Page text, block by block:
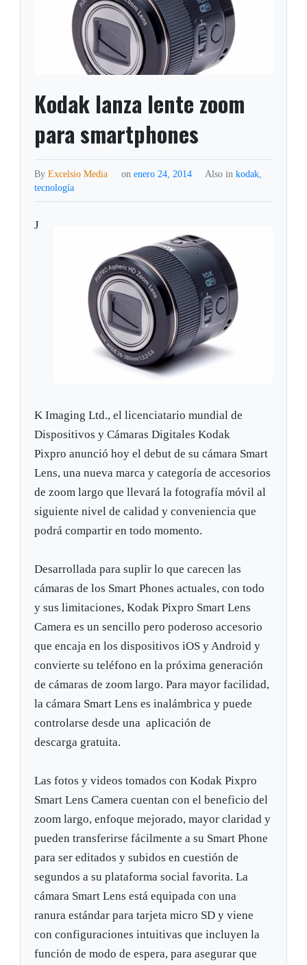
Kodak lanza lente zoom
para smartphones
ByExcelsio Media on enero 24, 2014 Also in kodak,
tecnología
J
K Imaging Ltd., el licenciatario mundial de
Dispositivos y Cámaras Digitales Kodak
Pixpro anunció hoy el debut de su cámara Smart
Lens, una nueva marca y categoría de accesorios
de zoom largo que llevará la fotografía móvil al
siguiente nivel de calidad y conveniencia que
podrá compartir en todo momento.
Desarrollada para suplir lo que carecen las
cámaras de los Smart Phones actuales, con todo
y sus limitaciones, Kodak Pixpro Smart Lens
Camera es un sencillo pero poderoso accesorio
que encaja en los dispositivos iOS y Android y
convierte su teléfono en la próxima generación
de cámaras de zoom largo. Para mayor facilidad,
la cámara Smart Lens es inalámbrica y puede
controlarse desde una aplicación de
descarga gratuita.
Las fotos y videos tomados con Kodak Pixpro
Smart Lens Camera cuentan con el beneficio del
zoom largo, enfoque mejorado, mayor claridad y
pueden transferirse fácilmente a su Smart Phone
para ser editados y subidos en cuestión de
segundos a su plataforma social favorita. La
cámara Smart Lens está equipada con una
ranura estándar para tarjeta micro SD y viene
con configuraciones intuitivas que incluyen la
función de modo de espera, para asegurar que